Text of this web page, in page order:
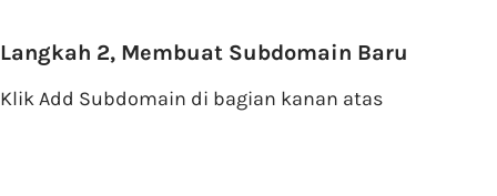
Langkah 2, Membuat Subdomain Baru
Klik Add Subdomain di bagian kanan atas